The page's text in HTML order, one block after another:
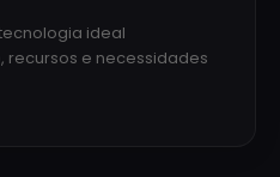
ideal
e necessidades